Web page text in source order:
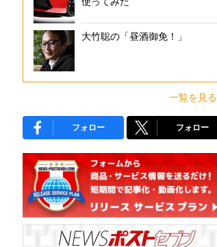
大竹聡の「昼酒御免！」
一覧を見る
フォロー フォロー